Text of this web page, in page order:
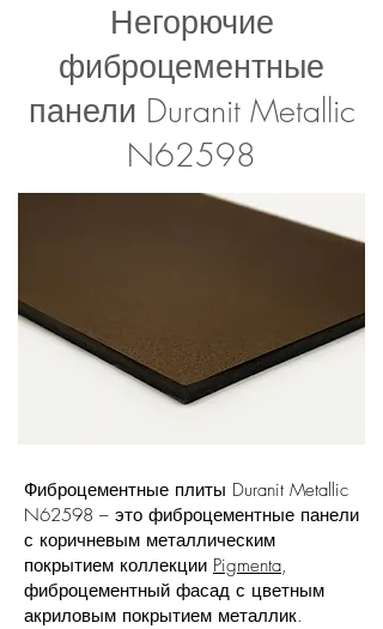
Негорючие
фиброцементные
панели Duranit Metallic
N62598
Фиброцементные плиты Duranit Metallic
N62598 – это фиброцементные панели
с коричневым металлическим
покрытием коллекции Pigmenta,
фиброцементный фасад с цветным
акриловым покрытием металлик.